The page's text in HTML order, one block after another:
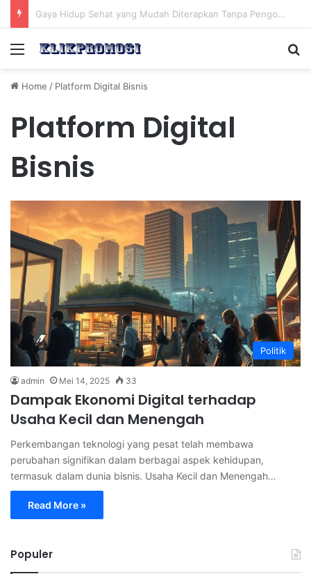
Cara Diet Sehat yang Efektif Tanpa Mengurangi Konsumsi Nasi Putih Setiap Hari
Menu
Home / Platform Digital Bisnis
Platform Digital
Bisnis
Politik
admin Mei 14, 2025 33
Dampak Ekonomi Digital terhadap
Usaha Kecil dan Menengah
Perkembangan teknologi yang pesat telah membawa
perubahan signifikan dalam berbagai aspek kehidupan,
termasuk dalam dunia bisnis. Usaha Kecil dan Menengah…
Read More »
Populer